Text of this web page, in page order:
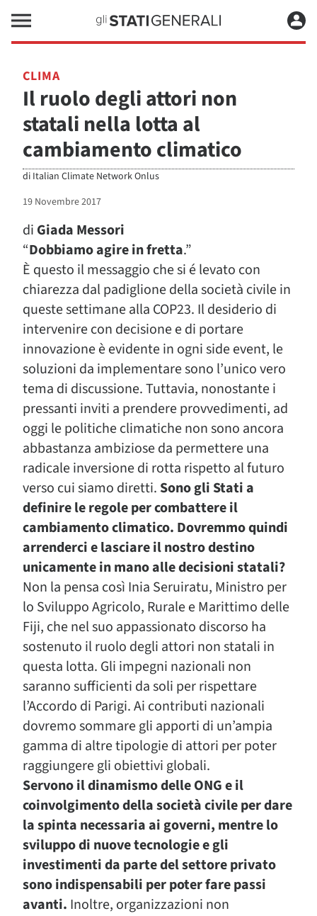
CLIMA
Il ruolo degli attori non
statali nella lotta al
cambiamento climatico
di Italian Climate Network Onlus
19 Novembre 2017
di Giada Messori
“Dobbiamo agire in fretta.”
È questo il messaggio che si é levato con
chiarezza dal padiglione della società civile in
queste settimane alla COP23. Il desiderio di
intervenire con decisione e di portare
innovazione è evidente in ogni side event, le
soluzioni da implementare sono l’unico vero
tema di discussione. Tuttavia, nonostante i
pressanti inviti a prendere provvedimenti, ad
oggi le politiche climatiche non sono ancora
abbastanza ambiziose da permettere una
radicale inversione di rotta rispetto al futuro
verso cui siamo diretti. Sono gli Stati a
definire le regole per combattere il
cambiamento climatico. Dovremmo quindi
arrenderci e lasciare il nostro destino
unicamente in mano alle decisioni statali?
Non la pensa così Inia Seruiratu, Ministro per
lo Sviluppo Agricolo, Rurale e Marittimo delle
Fiji, che nel suo appassionato discorso ha
sostenuto il ruolo degli attori non statali in
questa lotta. Gli impegni nazionali non
saranno sufficienti da soli per rispettare
l’Accordo di Parigi. Ai contributi nazionali
dovremo sommare gli apporti di un’ampia
gamma di altre tipologie di attori per poter
raggiungere gli obiettivi globali.
Servono il dinamismo delle ONG e il
coinvolgimento della società civile per dare
la spinta necessaria ai governi, mentre lo
sviluppo di nuove tecnologie e gli
investimenti da parte del settore privato
sono indispensabili per poter fare passi
avanti. Inoltre, organizzazioni non